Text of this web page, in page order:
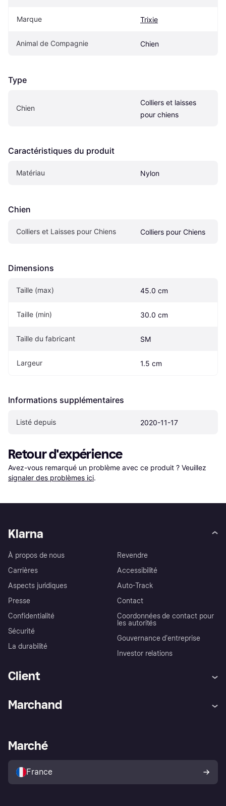
Marque Trixie
Animal de Compagnie Chien
Type
Chien
Colliers et laisses
pour chiens
Caractéristiques du produit
Matériau Nylon
Chien
Colliers et Laisses pour Chiens Colliers pour Chiens
Dimensions
Taille (max) 45.0 cm
Taille (min) 30.0 cm
Taille du fabricant SM
Largeur 1.5 cm
Informations supplémentaires
Listé depuis 2020-11-17
Retour d'expérience
Avez-vous remarqué un problème avec ce produit ? Veuillez
signaler des problèmes ici.
Klarna
À propos de nous
Carrières
Aspects juridiques
Presse
Confidentialité
Sécurité
La durabilité
Revendre
Accessibilité
Auto-Track
Contact
Coordonnées de contact pour
les autorités
Gouvernance d’entreprise
Investor relations
Client
Explorez les magasins
Politique de protection de
l’acheteur Klarna
Marchand
Portail Marchand
Marché
France